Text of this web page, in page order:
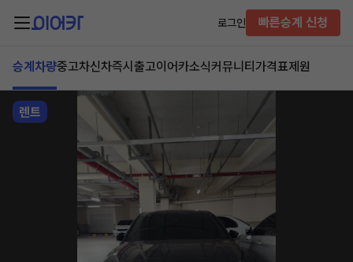
로그인 빠른승계 신청
승계차량중고차신차즉시출고이어카소식커뮤니티 가격표제원
렌트